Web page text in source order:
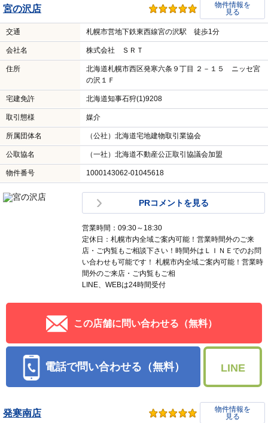
宮の沢店
物件情報を
見る
交通 札幌市営地下鉄東西線宮の沢駅 徒歩1分
会社名 株式会社 ＳＲＴ
住所
北海道札幌市西区発寒六条９丁目 ２－１５ ニッセ宮
の沢１Ｆ
宅建免許 北海道知事石狩(1)9208
取引態様 媒介
所属団体名 （公社）北海道宅地建物取引業協会
公取協名 （一社）北海道不動産公正取引協議会加盟
物件番号 1000143062-01045618
PRコメントを見る
営業時間：09:30～18:30
定休日：札幌市内全域ご案内可能！営業時間外のご来
店・ご内覧もご相談下さい！時間外はＬＩＮＥでのお問
い合わせも可能です！ 札幌市内全域ご案内可能！営業時
間外のご来店・ご内覧もご相
LINE、WEBは24時間受付
この店舗に問い合わせる（無料）
電話で問い合わせる（無料） LINE
発寒南店
物件情報を
見る